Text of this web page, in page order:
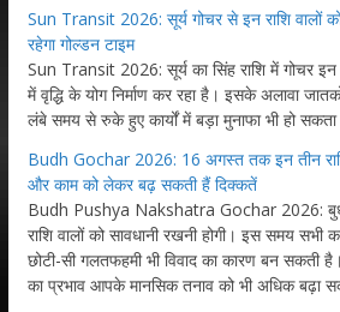
Sun Transit 2026: सूर्य गोचर से इन राशि वालों
रहेगा गोल्डन टाइम
Sun Transit 2026: सूर्य का सिंह राशि में गोचर इन
में वृद्धि के योग निर्माण कर रहा है। इसके अलावा
लंबे समय से रुके हुए कार्यों में बड़ा मुनाफा भी हो
Budh Gochar 2026: 16 अगस्त तक इन तीन
और काम को लेकर बढ़ सकती हैं दिक्कतें
Budh Pushya Nakshatra Gochar 2026:
राशि वालों को सावधानी रखनी होगी। इस समय
छोटी-सी गलतफहमी भी विवाद का कारण बन सकती
का प्रभाव आपके मानसिक तनाव को भी अधिक बढ़ा